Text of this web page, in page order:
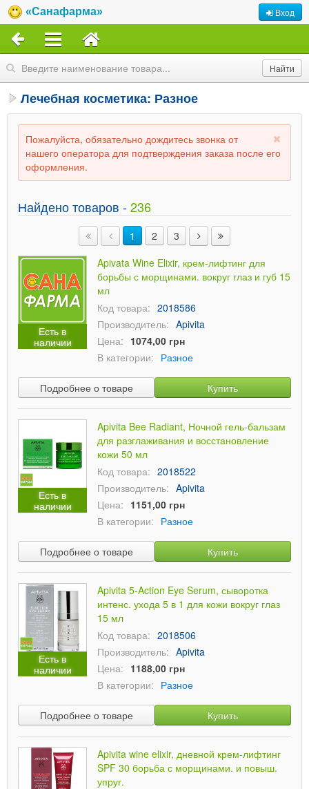
«Санафарма» Вход
Лечебная косметика: Разное
Пожалуйста, обязательно дождитесь звонка от
нашего оператора для подтверждения заказа после его
оформления.
Найдено товаров -236
1 2 3
Есть в
наличии
Apivata Wine Elixir, крем-лифтинг для
борьбы с морщинами. вокруг глаз и губ 15
мл
Код товара: 2018586
Производитель: Apivita
Цена: 1074,00 грн
В категории: Разное
Подробнее о товаре Купить
Есть в
наличии
Apivita Bee Radiant, Ночной гель-бальзам
для разглаживания и восстановление
кожи 50 мл
Код товара: 2018522
Производитель: Apivita
Цена: 1151,00 грн
В категории: Разное
Подробнее о товаре Купить
Есть в
наличии
Apivita 5-Action Eye Serum, сыворотка
интенс. ухода 5 в 1 для кожи вокруг глаз
15 мл
Код товара: 2018506
Производитель: Apivita
Цена: 1188,00 грн
В категории: Разное
Подробнее о товаре Купить
Apivita wine elixir, дневной крем-лифтинг
SPF 30 борьба с морщинами. и повыш.
упруг.